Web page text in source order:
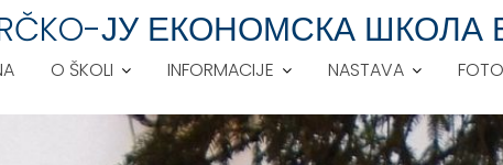
BRČKO-ЈУ ЕКОНОМСКА
O ŠKOLI INFORMACIJE NASTAVA